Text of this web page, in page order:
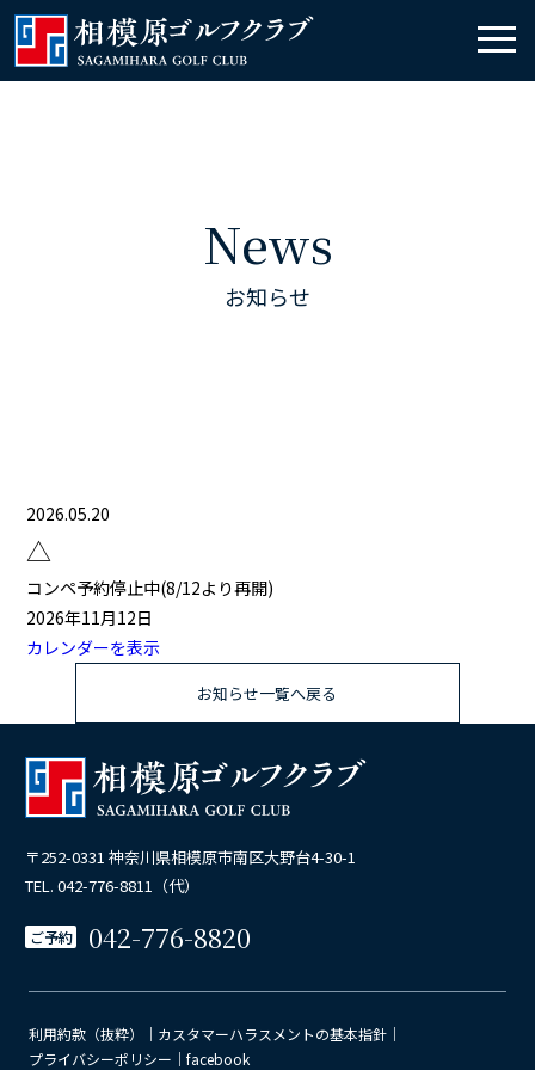
News
お知らせ
2026.05.20
△
△
コンペ予約停止中(8/12より再開)
2026年11月12日
カレンダーを表示
お知らせ一覧へ戻る
〒252-0331 神奈川県相模原市南区大野台4-30-1
TEL. 042-776-8811（代）
ご予約 042-776-8820
利用約款（抜粋） ｜ カスタマーハラスメントの基本指針 ｜
プライバシーポリシー ｜ facebook